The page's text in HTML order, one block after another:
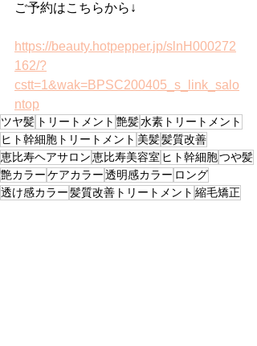
ご予約はこちらから↓
https://beauty.hotpepper.jp/slnH000272
162/?
cstt=1&wak=BPSC200405_s_link_salo
ntop
ツヤ髪 トリートメント 艶髪水素トリートメント
ヒト幹細胞トリートメント 美髪髪質改善
恵比寿ヘアサロン恵比寿美容室 ヒト幹細胞つや髪
艶カラーケアカラー透明感カラー ロング
透け感カラー髪質改善トリートメント 縮毛矯正